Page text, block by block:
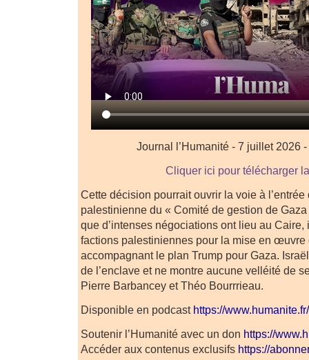
Journal l’Humanité - 7 juillet 2026 -
Cliquer ici pour télécharger
Cette décision pourrait ouvrir la voie à l’entrée
palestinienne du « Comité de gestion de
que d’intenses négociations ont lieu au Caire,
factions palestiniennes pour la mise en œuvre
accompagnant le plan Trump pour Gaza.
de l’enclave et ne montre aucune velléité de
Pierre Barbancey et Théo Bourrrieau.
Disponible en podcast https://
Soutenir l’Humanité avec un don https://
Accéder aux contenus exclusifs https://